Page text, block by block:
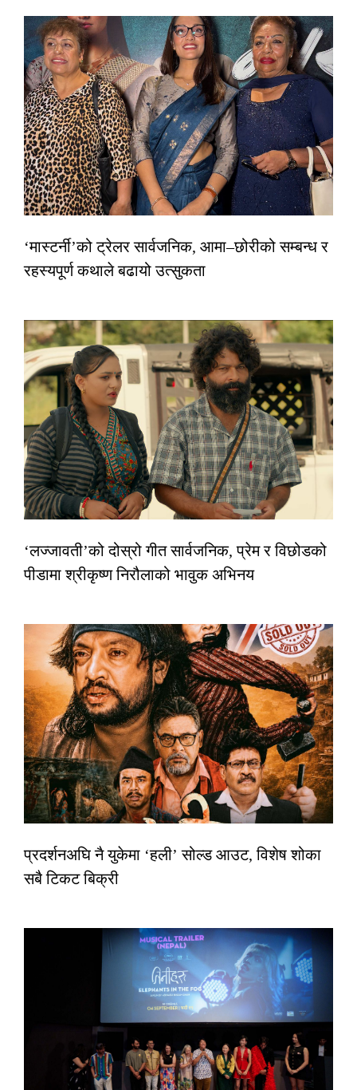
‘मास्टर्नी’को ट्रेलर सार्वजनिक, आमा–छोरीको सम्बन्ध र
रहस्यपूर्ण कथाले बढायो उत्सुकता
‘लज्जावती’को दोस्रो गीत सार्वजनिक, प्रेम र विछोडको
पीडामा श्रीकृष्ण निरौलाको भावुक अभिनय
प्रदर्शनअघि नै युकेमा ‘हली’ सोल्ड आउट, विशेष शोका
सबै टिकट बिक्री